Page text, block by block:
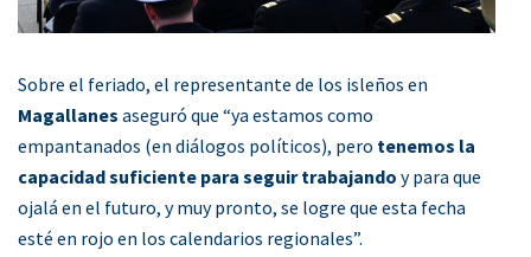
Sobre el feriado, el representante de los isleños en
Magallanes aseguró que “ya estamos como
empantanados (en diálogos políticos), pero tenemos la
capacidad suficiente para seguir trabajando y para que
ojalá en el futuro, y muy pronto, se logre que esta fecha
esté en rojo en los calendarios regionales”.